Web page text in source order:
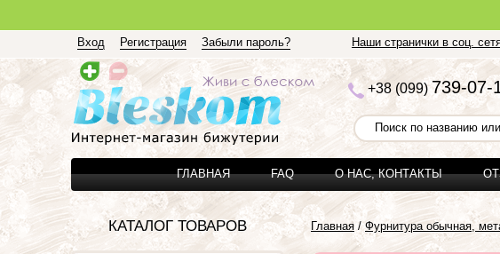
Вход Регистрация Забыли пароль? Наши странички в соц.
+38 (099)739-07-
ГЛАВНАЯ FAQ О НАС, КОНТАКТЫ
КАТАЛОГ ТОВАРОВ Главная / Фурнитура обычная,